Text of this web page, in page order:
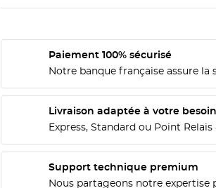
Paiement 100% sécurisé
Notre banque française assure la
Livraison adaptée à votre besoin
Express, Standard ou Point
Support technique premium
Nous partageons notre expertise